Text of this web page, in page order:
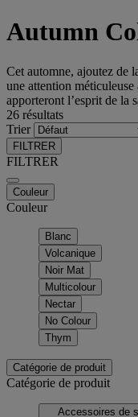
Autumn
Cet automne, ajoutez de
une attention méticuleuse
apporteront l’esprit de la
26 résultats
Trier
FILTRER
FILTRER
Couleur
Couleur
Blanc
Volcanique
Noir Mat
Multicolour
Nectar
No Colour
Thym
Catégorie de produit
Catégorie de produit
Accessoires de